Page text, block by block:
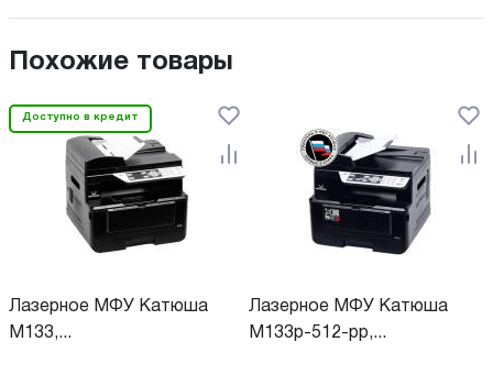
Похожие товары
Доступно в кредит
Лазерное МФУ Катюша
М133,...
Лазерное МФУ Катюша
M133p-512-pp,...